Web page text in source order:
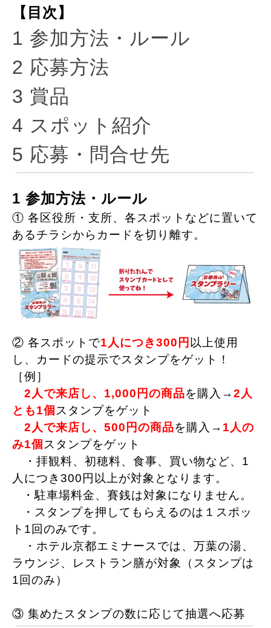
【目次】
1 参加方法・ルール
2 応募方法
3 賞品
4 スポット紹介
5 応募・問合せ先
1 参加方法・ルール
① 各区役所・支所、各スポットなどに置いて
あるチラシからカードを切り離す。
② 各スポットで1人につき300円 以上使用
し、カードの提示でスタンプをゲット！
［例］
2人で来店し、1,000円の商品を購入→ 2人
とも1個 スタンプをゲット
2人で来店し、500円の商品を購入→ 1人の
み1個 スタンプをゲット
・拝観料、初穂料、食事、買い物など、1
人につき300円以上が対象となります。
・駐車場料金、賽銭は対象になりません。
・スタンプを押してもらえるのは１スポッ
ト1回のみです。
・ホテル京都エミナースでは、万葉の湯、
ラウンジ、レストラン膳が対象（スタンプは
1回のみ）
③ 集めたスタンプの数に応じて抽選へ応募